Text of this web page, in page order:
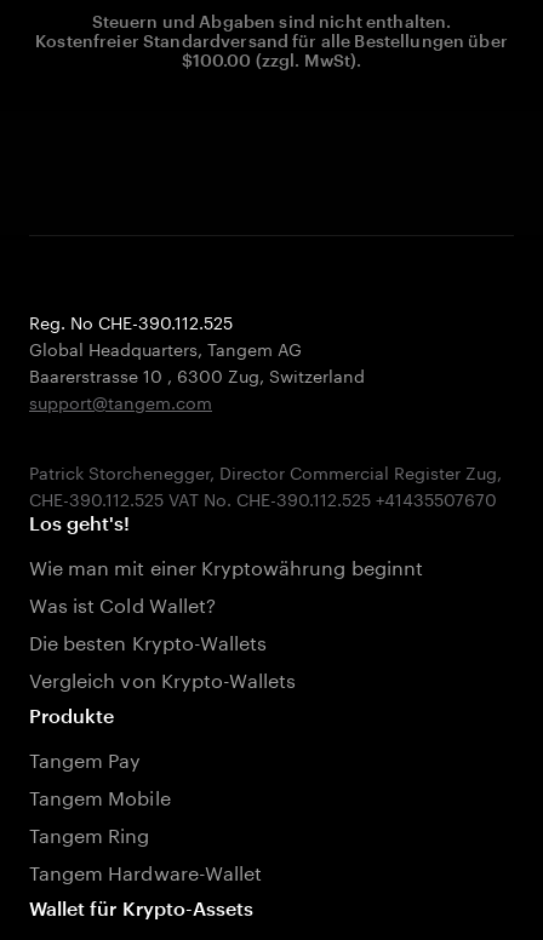
Steuern und Abgaben sind nicht enthalten.
Kostenfreier Standardversand für alle Bestellungen über
$100.00 (zzgl. MwSt).
Reg. No CHE-390.112.525
Global Headquarters, Tangem AG
Baarerstrasse 10 , 6300 Zug, Switzerland
support@tangem.com
Patrick Storchenegger, Director Commercial Register Zug,
Los geht's!
Wie man mit einer Kryptowährung beginnt
Was ist Cold Wallet?
Die besten Krypto-Wallets
Vergleich von Krypto-Wallets
Produkte
Tangem Pay
Tangem Mobile
Tangem Ring
Tangem Hardware-Wallet
Wallet für Krypto-Assets